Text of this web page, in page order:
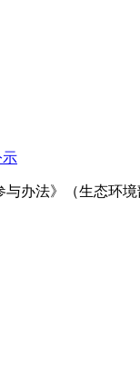
示
办法》（生态环